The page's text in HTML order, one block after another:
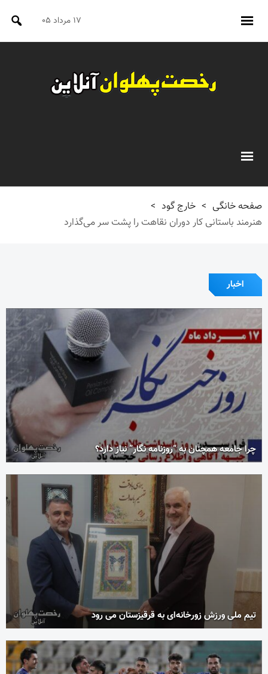
۱۷ مرداد ۰۵
صفحه خانگی > خارج گود >
هنرمند باستانی کار دوران نقاهت را پشت سر می‌گذارد
اخبار
چرا جامعه همچنان به “روزنامه نگار” نیاز دارد؟
تیم ملی ورزش زورخانه‌ای به قرقیزستان می رود